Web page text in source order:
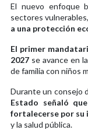
El nuevo enfoque
sectores
a una protección
El primer
2027 se avance en
de familia con niños
Durante un consejo
Estado señaló
fortalecerse por su
y la salud pública.